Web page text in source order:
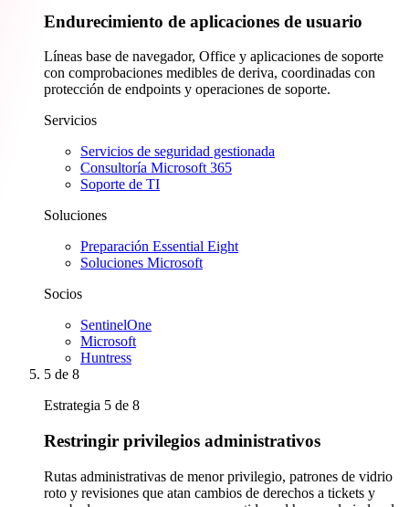
Endurecimiento de aplicaciones de usuario
Líneas base de navegador, Office y aplicaciones de soporte
con comprobaciones medibles de deriva, coordinadas con
protección de endpoints y operaciones de soporte.
Servicios
Servicios de seguridad gestionada
Consultoría Microsoft 365
Soporte de TI
Soluciones
Preparación Essential Eight
Soluciones Microsoft
Socios
SentinelOne
Microsoft
Huntress
5 de 8
Estrategia 5 de 8
Restringir privilegios administrativos
Rutas administrativas de menor privilegio, patrones de vidrio
roto y revisiones que atan cambios de derechos a tickets y